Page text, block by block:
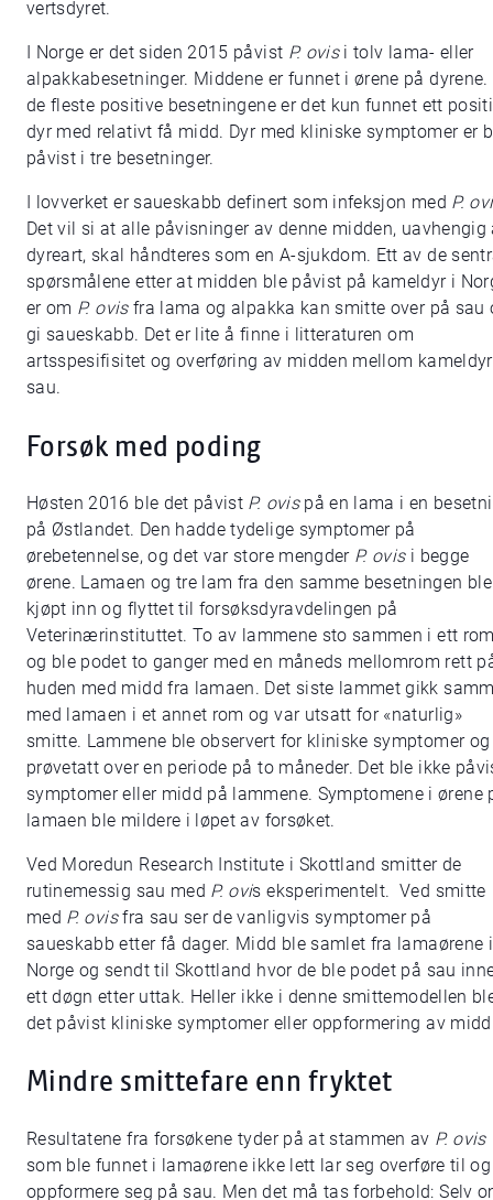
vertsdyret.
I Norge er det siden 2015 påvist P. ovisi tolv lama- eller
alpakkabesetninger. Middene er funnet i ørene på dyrene.
de fleste positive besetningene er det kun funnet ett
dyr med relativt få midd. Dyr med kliniske symptomer er
påvist i tre besetninger.
I lovverket er saueskabb definert som infeksjon med P.
Det vil si at alle påvisninger av denne midden, uavhengig
dyreart, skal håndteres som en A-sjukdom. Ett av de
spørsmålene etter at midden ble påvist på kameldyr i
er om P. ovisfra lama og alpakka kan smitte over på sau
gi saueskabb. Det er lite å finne i litteraturen om
artsspesifisitet og overføring av midden mellom
sau.
Forsøk med poding
Høsten 2016 ble det påvist P. ovispå en lama i en
på Østlandet. Den hadde tydelige symptomer på
ørebetennelse, og det var store mengder P. ovisi begge
ørene. Lamaen og tre lam fra den samme besetningen ble
kjøpt inn og flyttet til forsøksdyravdelingen på
Veterinærinstituttet. To av lammene sto sammen i ett
og ble podet to ganger med en måneds mellomrom rett
huden med midd fra lamaen. Det siste lammet gikk
med lamaen i et annet rom og var utsatt for «naturlig»
smitte. Lammene ble observert for kliniske symptomer og
prøvetatt over en periode på to måneder. Det ble ikke
symptomer eller midd på lammene. Symptomene i ørene
lamaen ble mildere i løpet av forsøket.
Ved Moredun Research Institute i Skottland smitter de
rutinemessig sau med P. ovis eksperimentelt. Ved smitte
med P. ovisfra sau ser de vanligvis symptomer på
saueskabb etter få dager. Midd ble samlet fra lamaørene i
Norge og sendt til Skottland hvor de ble podet på sau
ett døgn etter uttak. Heller ikke i denne smittemodellen
det påvist kliniske symptomer eller oppformering av
Mindre smittefare enn fryktet
Resultatene fra forsøkene tyder på at stammen av P. ovis
som ble funnet i lamaørene ikke lett lar seg overføre til og
oppformere seg på sau. Men det må tas forbehold: Selv